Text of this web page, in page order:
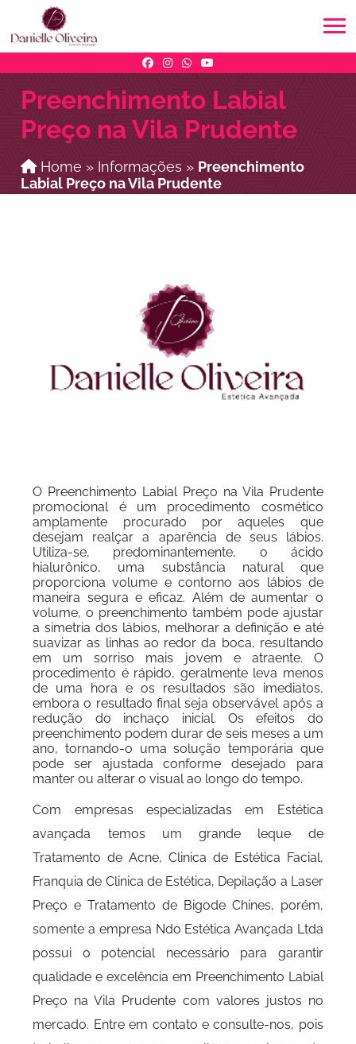
Preenchimento Labial
Preço na Vila Prudente
Home » Informações » Preenchimento
Labial Preço na Vila Prudente
O Preenchimento Labial Preço na Vila Prudente
promocional é um procedimento cosmético
amplamente procurado por aqueles que
desejam realçar a aparência de seus lábios.
Utiliza-se, predominantemente, o ácido
hialurônico, uma substância natural que
proporciona volume e contorno aos lábios de
maneira segura e eficaz. Além de aumentar o
volume, o preenchimento também pode ajustar
a simetria dos lábios, melhorar a definição e até
suavizar as linhas ao redor da boca, resultando
em um sorriso mais jovem e atraente. O
procedimento é rápido, geralmente leva menos
de uma hora e os resultados são imediatos,
embora o resultado final seja observável após a
redução do inchaço inicial. Os efeitos do
preenchimento podem durar de seis meses a um
ano, tornando-o uma solução temporária que
pode ser ajustada conforme desejado para
manter ou alterar o visual ao longo do tempo.
Com empresas especializadas em Estética
avançada temos um grande leque de
Tratamento de Acne, Clinica de Estética Facial,
Franquia de Clinica de Estética, Depilação a Laser
Preço e Tratamento de Bigode Chines, porém,
somente a empresa Ndo Estética Avançada Ltda
possui o potencial necessário para garantir
qualidade e excelência em Preenchimento Labial
Preço na Vila Prudente com valores justos no
mercado. Entre em contato e consulte-nos, pois